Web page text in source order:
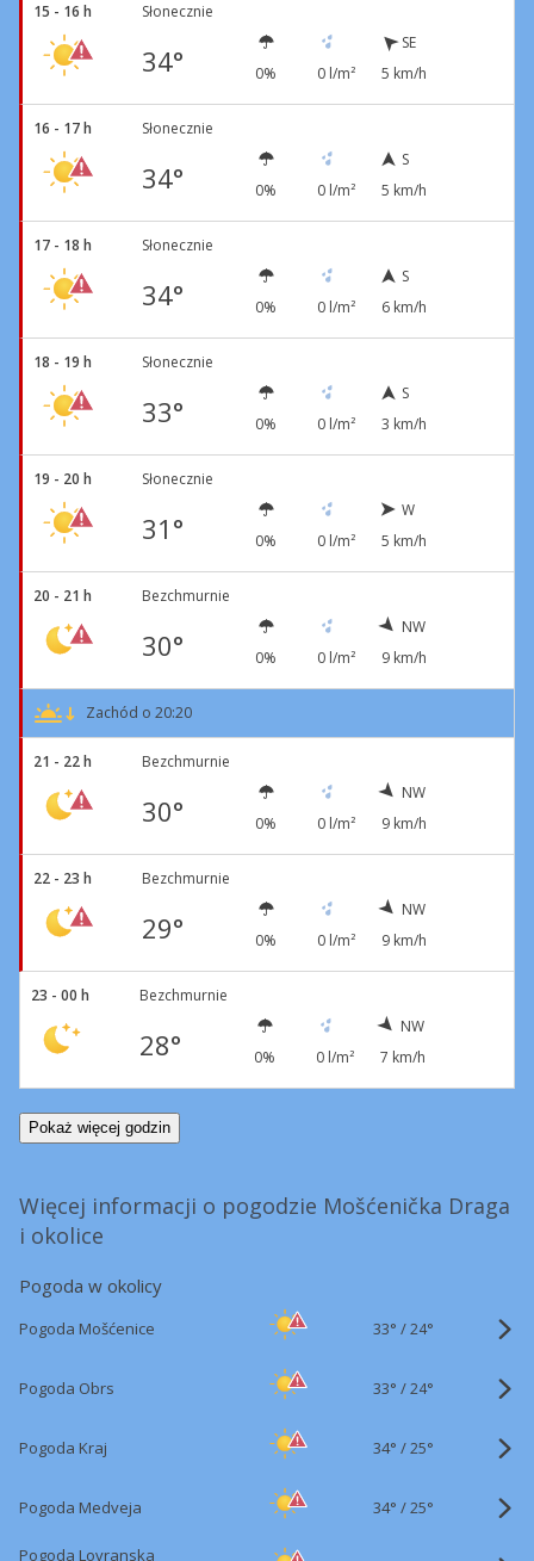
15 - 16 h Słonecznie
34° 0% 0 l/m²
SE
5 km/h
16 - 17 h Słonecznie
34° 0% 0 l/m²
S
5 km/h
17 - 18 h Słonecznie
34° 0% 0 l/m²
S
6 km/h
18 - 19 h Słonecznie
33° 0% 0 l/m²
S
3 km/h
19 - 20 h Słonecznie
31° 0% 0 l/m²
W
5 km/h
20 - 21 h Bezchmurnie
30° 0% 0 l/m²
NW
9 km/h
Zachód o 20:20
21 - 22 h Bezchmurnie
30° 0% 0 l/m²
NW
9 km/h
22 - 23 h Bezchmurnie
29° 0% 0 l/m²
NW
9 km/h
23 - 00 h Bezchmurnie
28° 0% 0 l/m²
NW
7 km/h
Pokaż więcej godzin
Więcej informacji o pogodzie Mošćenička Draga
i okolice
Pogoda w okolicy
Pogoda Mošćenice 33° /24°
Pogoda Obrs 33° /24°
Pogoda Kraj 34° /25°
Pogoda Medveja 34° /25°
Pogoda Lovranska